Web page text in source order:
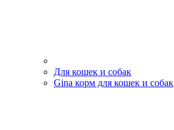
Для кошек и собак
Gina корм для кошек и собак